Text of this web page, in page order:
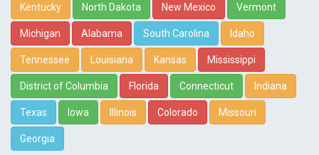
Kentucky North Dakota New Mexico Vermont
Michigan Alabama South Carolina Idaho
Tennessee Louisiana Kansas Mississippi
District of Columbia Florida Connecticut Indiana
Texas Iowa Illinois Colorado Missouri
Georgia